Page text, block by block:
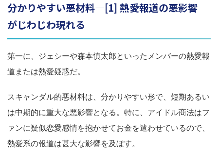
分かりやすい悪材料―[1] 熱愛報道の悪影響
がじわじわ現れる
第一に、ジェシーや森本慎太郎といったメンバーの熱愛報
道または熱愛疑惑だ。
スキャンダル的悪材料は、分かりやすい形で、短期あるい
は中期的に重大な悪影響となる。特に、アイドル商法はフ
ァンに疑似恋愛感情を抱かせてお金を遣わせているので、
熱愛系の報道は甚大な影響を及ぼす。